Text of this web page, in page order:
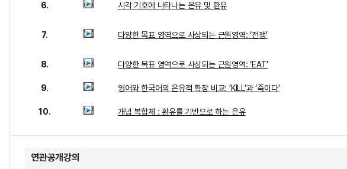
6. 시각 기호에 나타나는 은유 및 환유
7. 다양한 목표 영역으로 사상되는 근원영역: ‘전쟁’
8. 다양한 목표 영역으로 사상되는 근원영역: ‘EAT'
9. 영어와 한국어의 은유적 확장 비교: ‘KILL’과 ‘죽이다’
10. 개념 복합체 : 환유를 기반으로 하는 은유
연관공개강의